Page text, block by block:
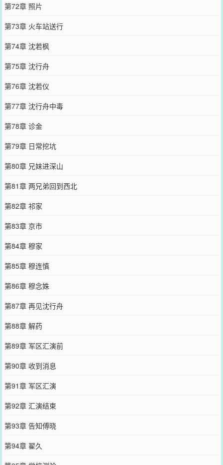
第72章 照片
第73章 火车站送行
第74章 沈若枫
第75章 沈行舟
第76章 沈若仪
第77章 沈行舟中毒
第78章 诊金
第79章 日常挖坑
第80章 兄妹进深山
第81章 两兄弟回到西北
第82章 祁家
第83章 京市
第84章 穆家
第85章 穆连慎
第86章 穆念姝
第87章 再见沈行舟
第88章 解药
第89章 军区汇演前
第90章 收到消息
第91章 军区汇演
第92章 汇演结束
第93章 告知傅晓
第94章 翟久